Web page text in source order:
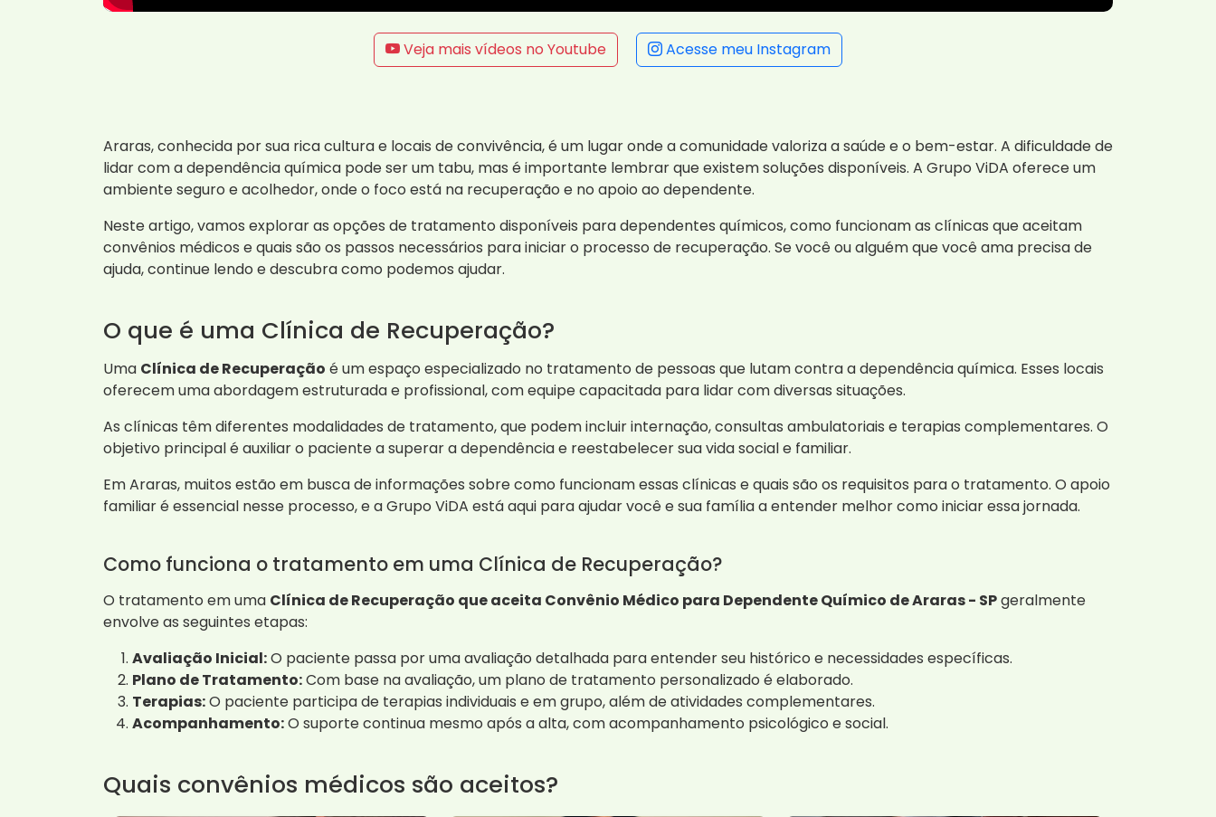
Veja mais vídeos no Youtube Acesse meu Instagram
Araras, conhecida por sua rica cultura e locais de convivência, é um lugar onde a comunidade valoriza a saúde e o bem-estar. A dificuldade de
lidar com a dependência química pode ser um tabu, mas é importante lembrar que existem soluções disponíveis. A Grupo ViDA oferece um
ambiente seguro e acolhedor, onde o foco está na recuperação e no apoio ao dependente.
Neste artigo, vamos explorar as opções de tratamento disponíveis para dependentes químicos, como funcionam as clínicas que aceitam
convênios médicos e quais são os passos necessários para iniciar o processo de recuperação. Se você ou alguém que você ama precisa de
ajuda, continue lendo e descubra como podemos ajudar.
O que é uma Clínica de Recuperação?
Uma Clínica de Recuperação é um espaço especializado no tratamento de pessoas que lutam contra a dependência química. Esses locais
oferecem uma abordagem estruturada e profissional, com equipe capacitada para lidar com diversas situações.
As clínicas têm diferentes modalidades de tratamento, que podem incluir internação, consultas ambulatoriais e terapias complementares. O
objetivo principal é auxiliar o paciente a superar a dependência e reestabelecer sua vida social e familiar.
Em Araras, muitos estão em busca de informações sobre como funcionam essas clínicas e quais são os requisitos para o tratamento. O apoio
familiar é essencial nesse processo, e a Grupo ViDA está aqui para ajudar você e sua família a entender melhor como iniciar essa jornada.
Como funciona o tratamento em uma Clínica de Recuperação?
O tratamento em uma Clínica de Recuperação que aceita Convênio Médico para Dependente Químico de Araras - SPgeralmente
envolve as seguintes etapas:
Avaliação Inicial:O paciente passa por uma avaliação detalhada para entender seu histórico e necessidades específicas.
Plano de Tratamento:Com base na avaliação, um plano de tratamento personalizado é elaborado.
Terapias:O paciente participa de terapias individuais e em grupo, além de atividades complementares.
Acompanhamento:O suporte continua mesmo após a alta, com acompanhamento psicológico e social.
Quais convênios médicos são aceitos?